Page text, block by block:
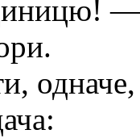
одначе,